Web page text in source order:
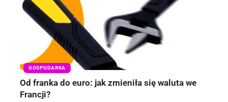
GOSPODARKA
Od franka do euro: jak zmieniła się waluta we
Francji?